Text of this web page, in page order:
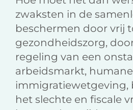
zwaksten in de
beschermen door vrij
gezondheidszorg,
regeling van een
arbeidsmarkt, humane
immigratiewetgeving,
het slechte en fiscale